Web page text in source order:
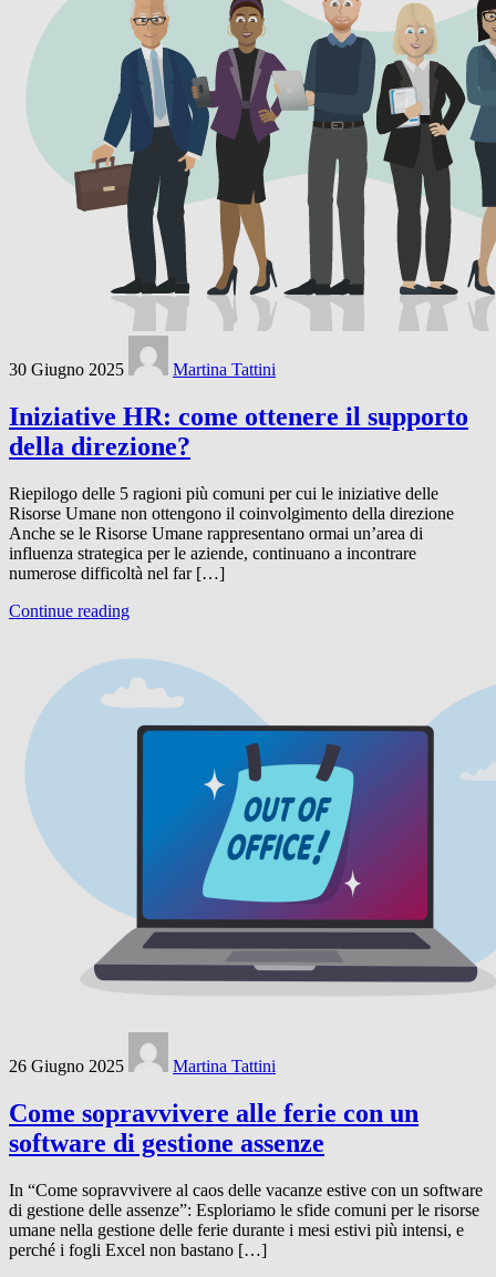
30 Giugno 2025 Martina Tattini
Iniziative HR: come ottenere il supporto
della direzione?
Riepilogo delle 5 ragioni più comuni per cui le iniziative delle
Risorse Umane non ottengono il coinvolgimento della direzione
Anche se le Risorse Umane rappresentano ormai un’area di
influenza strategica per le aziende, continuano a incontrare
numerose difficoltà nel far […]
Continue reading
26 Giugno 2025 Martina Tattini
Come sopravvivere alle ferie con un
software di gestione assenze
In “Come sopravvivere al caos delle vacanze estive con un software
di gestione delle assenze”: Esploriamo le sfide comuni per le risorse
umane nella gestione delle ferie durante i mesi estivi più intensi, e
perché i fogli Excel non bastano […]